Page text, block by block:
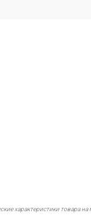
характеристики товара